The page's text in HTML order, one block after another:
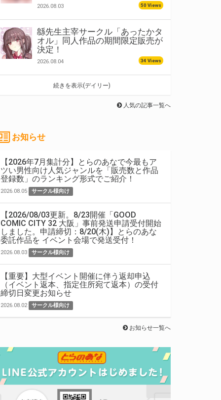
2026.08.03 50 Views
緜先生主宰サークル「あったかタ
オル」同人作品の期間限定販売が
決定！
2026.08.04 34 Views
続きを表示(デイリー)
人気の記事一覧へ
お知らせ
【2026年7月集計分】とらのあなで今最もア
ツい男性向け人気ジャンルを「販売数と作品
登録数」のランキング形式でご紹介！
2026.08.05 サークル様向け
【2026/08/03更新。8/23開催「GOOD
COMIC CITY 32 大阪」事前発送申請受付開始
しました。申請締切：8/20(木)】とらのあな
委託作品を イベント会場で発送受付！
2026.08.03 サークル様向け
【重要】大型イベント開催に伴う返却申込
（イベント返本、指定住所宛て返本）の受付
締切日変更お知らせ
2026.08.02 サークル様向け
お知らせ一覧へ